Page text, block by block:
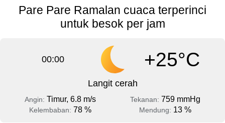
Pare Pare Ramalan cuaca terperinci
untuk besok per jam
00:00 +25°C
Langit cerah
Angin: Timur, 6.8 m/s Tekanan: 759 mmHg
Kelembaban: 78 % Mendung: 13 %